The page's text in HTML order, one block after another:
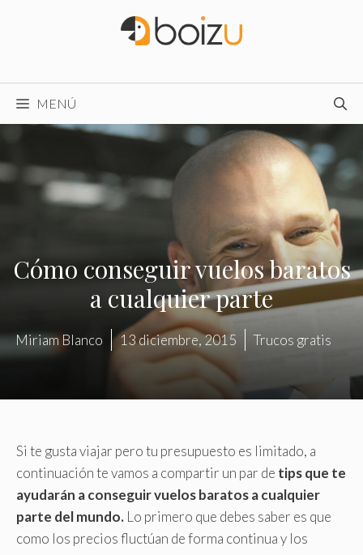
MENÚ
Cómo conseguir vuelos baratos
a cualquier parte
Miriam Blanco 13 diciembre, 2015 Trucos gratis
Si te gusta viajar pero tu presupuesto es limitado, a
continuación te vamos a compartir un par de tips que te
ayudarán a conseguir vuelos baratos a cualquier
parte del mundo. Lo primero que debes saber es que
como los precios fluctúan de forma continua y los